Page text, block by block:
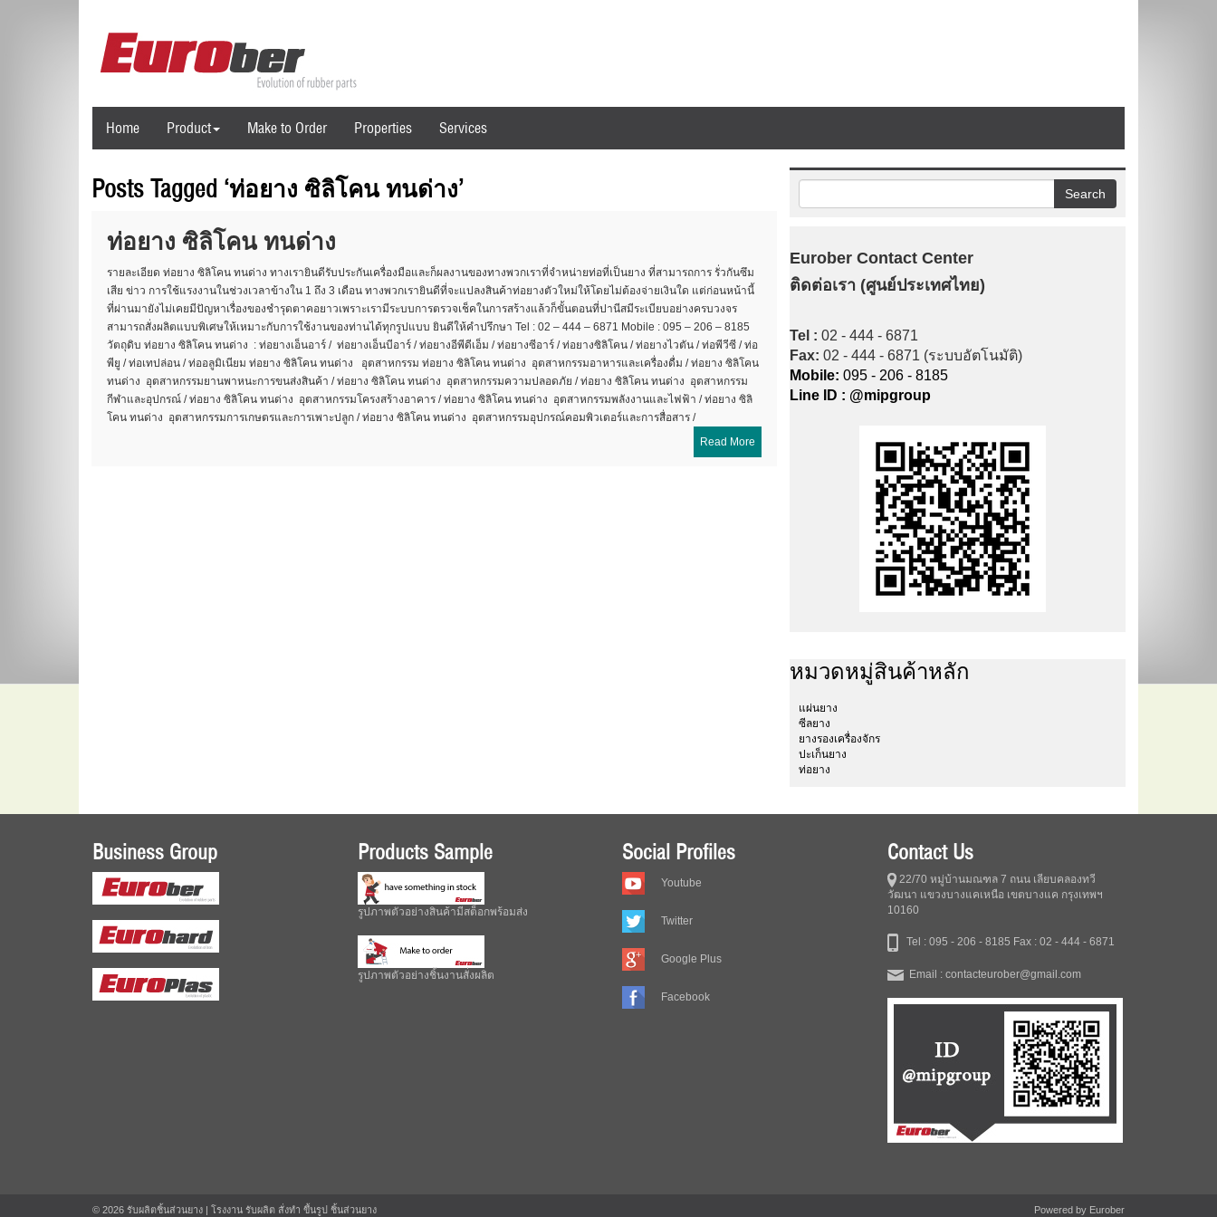
Home Product Make to Order Properties Services
Posts Tagged ‘ท่อยาง ซิลิโคน ทนด่าง’
ท่อยาง ซิลิโคน ทนด่าง
รายละเอียด ท่อยาง ซิลิโคน ทนด่าง ทางเรายินดีรับประกันเครื่องมือและก็ผลงานของทางพวกเราที่จำหน่ายท่อที่เป็นยาง ที่สามารถการ รั่วกันซึม
เสีย ข่าว การใช้แรงงานในช่วงเวลาข้างใน 1 ถึง 3 เดือน ทางพวกเรายินดีที่จะแปลงสินค้าท่อยางตัวใหม่ให้โดยไม่ต้องจ่ายเงินใด แต่ก่อนหน้านี้
ที่ผ่านมายังไม่เคยมีปัญหาเรื่องของชำรุดตาคอยาวเพราะเรามีระบบการตรวจเช็คในการสร้างแล้วก็ขั้นตอนที่ปานีสมีระเบียบอย่างครบวงจร
สามารถสั่งผลิตแบบพิเศษให้เหมาะกับการใช้งานของท่านได้ทุกรูปแบบ ยินดีให้คำปรึกษา Tel : 02 – 444 – 6871 Mobile : 095 – 206 – 8185
วัตถุดิบ ท่อยาง ซิลิโคน ทนด่าง : ท่อยางเอ็นอาร์ / ท่อยางเอ็นบีอาร์ / ท่อยางอีพีดีเอ็ม / ท่อยางซีอาร์ / ท่อยางซิลิโคน / ท่อยางไวตัน / ท่อพีวีซี / ท่อ
พียู / ท่อเทปล่อน / ท่ออลูมิเนียม ท่อยาง ซิลิโคน ทนด่าง อุตสาหกรรม ท่อยาง ซิลิโคน ทนด่าง อุตสาหกรรมอาหารและเครื่องดื่ม / ท่อยาง ซิลิโคน
ทนด่าง อุตสาหกรรมยานพาหนะการขนส่งสินค้า / ท่อยาง ซิลิโคน ทนด่าง อุตสาหกรรมความปลอดภัย / ท่อยาง ซิลิโคน ทนด่าง อุตสาหกรรม
กีฬาและอุปกรณ์ / ท่อยาง ซิลิโคน ทนด่าง อุตสาหกรรมโครงสร้างอาคาร / ท่อยาง ซิลิโคน ทนด่าง อุตสาหกรรมพลังงานและไฟฟ้า / ท่อยาง ซิลิ
โคน ทนด่าง อุตสาหกรรมการเกษตรและการเพาะปลูก / ท่อยาง ซิลิโคน ทนด่าง อุตสาหกรรมอุปกรณ์คอมพิวเตอร์และการสื่อสาร /
Read More
Eurober Contact Center
ติดต่อเรา (ศูนย์ประเทศไทย)
Tel : 02 - 444 - 6871
Fax: 02 - 444 - 6871 (ระบบอัตโนมัติ)
Mobile: 095 - 206 - 8185
Line ID : @mipgroup
หมวดหมู่สินค้าหลัก
แผ่นยาง
ซีลยาง
ยางรองเครื่องจักร
ปะเก็นยาง
ท่อยาง
Business Group Products Sample
รูปภาพตัวอย่างสินค้ามีสต็อกพร้อมส่ง
รูปภาพตัวอย่างชิ้นงานสั่งผลิต
Social Profiles
Youtube
Twitter
Google Plus
Facebook
Contact Us
22/70 หมู่บ้านมณฑล 7 ถนน เลียบคลองทวี
วัฒนา แขวงบางแคเหนือ เขตบางแค กรุงเทพฯ
10160
Tel : 095 - 206 - 8185 Fax : 02 - 444 - 6871
Email : contacteurober@gmail.com
© 2026 รับผลิตชิ้นส่วนยาง | โรงงาน รับผลิต สั่งทำ ขึ้นรูป ชิ้นส่วนยาง Powered by Eurober